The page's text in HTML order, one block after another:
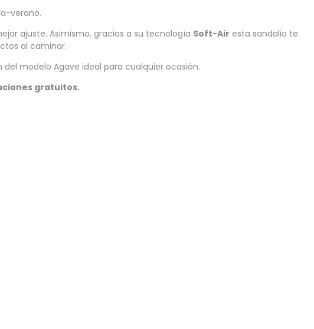
verano.
ajuste. Asimismo, gracias a su tecnología Soft-Air esta sandalia te
al caminar.
modelo Agave ideal para cualquier ocasión.
gratuitos.